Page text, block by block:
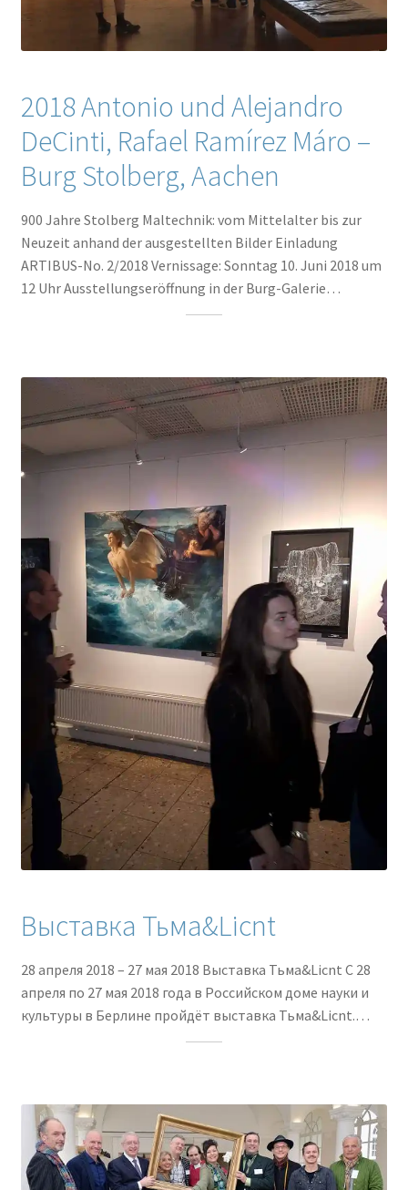
2018 Antonio und Alejandro
DeCinti, Rafael Ramírez Máro –
Burg Stolberg, Aachen
900 Jahre Stolberg Maltechnik: vom Mittelalter bis zur
Neuzeit anhand der ausgestellten Bilder Einladung
ARTIBUS-No. 2/2018 Vernissage: Sonntag 10. Juni 2018 um
12 Uhr Ausstellungseröffnung in der Burg-Galerie…
Выставка Тьма&Licnt
28 апреля 2018 – 27 мая 2018 Выставка Тьма&Licnt С 28
апреля по 27 мая 2018 года в Российском доме науки и
культуры в Берлине пройдёт выставка Тьма&Licnt.…